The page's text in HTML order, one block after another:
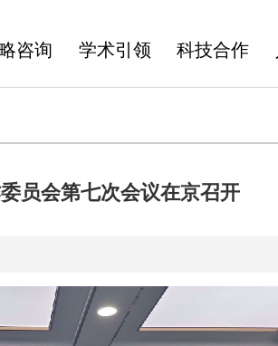
咨询 学术引领 科技合作
员会第七次会议在京召开